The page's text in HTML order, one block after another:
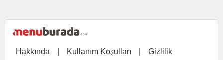
Hakkında Kullanım Koşulları Gizlilik